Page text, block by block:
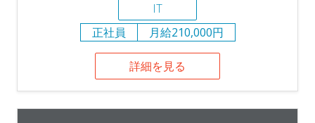
IT
正社員
月給210,000円
詳細を見る